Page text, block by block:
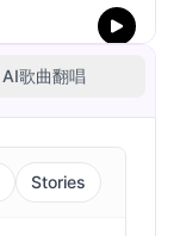
AI歌曲翻唱
Stories